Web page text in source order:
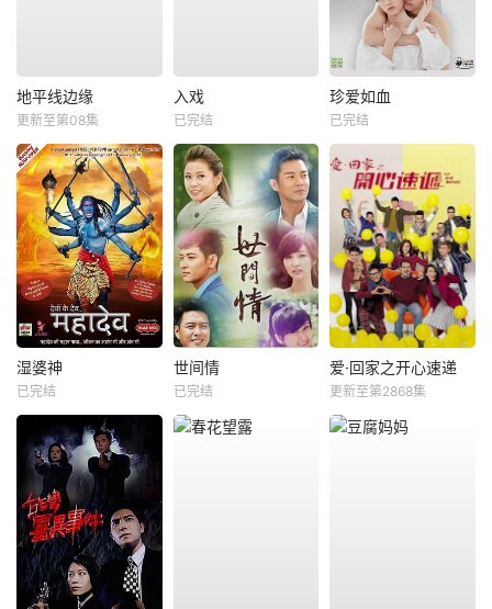
地平线边缘
更新至第08集
入戏
已完结
珍爱如血
已完结
湿婆神
已完结
世间情
已完结
爱·回家之开心速递
更新至第2868集